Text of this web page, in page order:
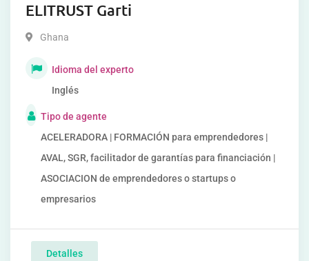
ELITRUST Garti
Ghana
Idioma del experto
Inglés
Tipo de agente
ACELERADORA | FORMACIÓN para emprendedores |
AVAL, SGR, facilitador de garantías para financiación |
ASOCIACION de emprendedores o startups o
empresarios
Detalles